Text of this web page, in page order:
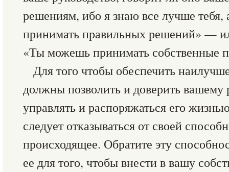
решениям, ибо я знаю все лучше
принимать правильных решений» —
«Ты можешь принимать собственные
Для того чтобы обеспечить
должны позволить и доверить вашему
управлять и распоряжаться его
следует отказываться от своей
происходящее. Обратите эту
ее для того, чтобы внести в вашу